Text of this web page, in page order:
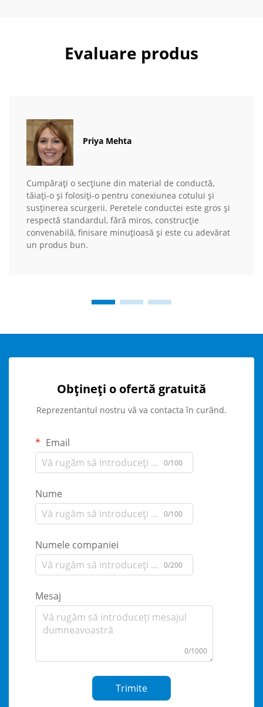
Evaluare produs
Priya Mehta
Cumpărați o secțiune din material de conductă,
tăiați-o și folosiți-o pentru conexiunea cotului și
susținerea scurgerii. Peretele conductei este gros și
respectă standardul, fără miros, construcție
convenabilă, finisare minuțioasă și este cu adevărat
un produs bun.
Obțineți o ofertă gratuită
Reprezentantul nostru vă va contacta în curând.
Email
0/100
Nume
0/100
Numele companiei
0/200
Mesaj
0/1000
Trimite